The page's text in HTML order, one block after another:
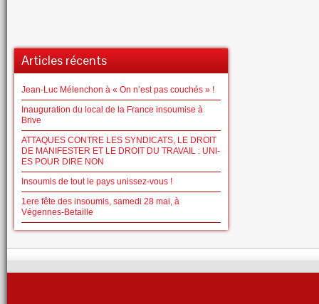
Articles récents
Jean-Luc Mélenchon à « On n’est pas couchés » !
Inauguration du local de la France insoumise à
Brive
ATTAQUES CONTRE LES SYNDICATS, LE DROIT
DE MANIFESTER ET LE DROIT DU TRAVAIL : UNI-
ES POUR DIRE NON
Insoumis de tout le pays unissez-vous !
1ere fête des insoumis, samedi 28 mai, à
Végennes-Betaille